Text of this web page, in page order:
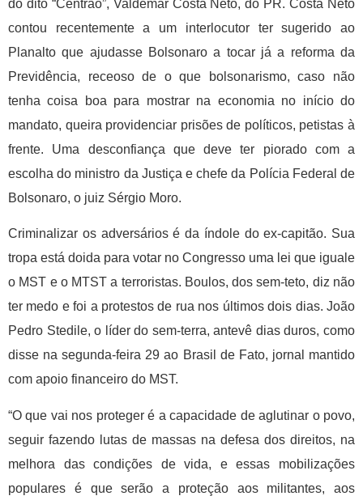
do dito “Centrão”, Valdemar Costa Neto, do PR. Costa Neto
contou recentemente a um interlocutor ter sugerido ao
Planalto que ajudasse Bolsonaro a tocar já a reforma da
Previdência, receoso de o que bolsonarismo, caso não
tenha coisa boa para mostrar na economia no início do
mandato, queira providenciar prisões de políticos, petistas à
frente. Uma desconfiança que deve ter piorado com a
escolha do ministro da Justiça e chefe da Polícia Federal de
Bolsonaro, o juiz Sérgio Moro.
Criminalizar os adversários é da índole do ex-capitão. Sua
tropa está doida para votar no Congresso uma lei que iguale
o MST e o MTST a terroristas. Boulos, dos sem-teto, diz não
ter medo e foi a protestos de rua nos últimos dois dias. João
Pedro Stedile, o líder do sem-terra, antevê dias duros, como
disse na segunda-feira 29 ao Brasil de Fato, jornal mantido
com apoio financeiro do MST.
“O que vai nos proteger é a capacidade de aglutinar o povo,
seguir fazendo lutas de massas na defesa dos direitos, na
melhora das condições de vida, e essas mobilizações
populares é que serão a proteção aos militantes, aos